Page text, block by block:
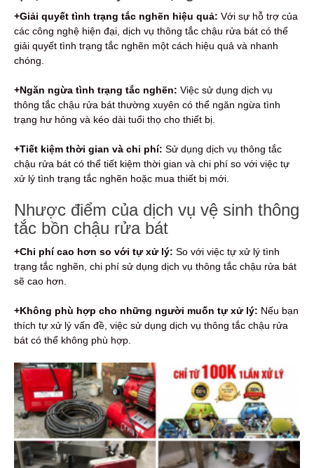
+Giải quyết tình trạng tắc nghẽn hiệu quả: Với sự hỗ trợ của
các công nghệ hiện đại, dịch vụ thông tắc chậu rửa bát có thể
giải quyết tình trạng tắc nghẽn một cách hiệu quả và nhanh
chóng.
+Ngăn ngừa tình trạng tắc nghẽn: Việc sử dụng dịch vụ
thông tắc chậu rửa bát thường xuyên có thể ngăn ngừa tình
trạng hư hỏng và kéo dài tuổi thọ cho thiết bị.
+Tiết kiệm thời gian và chi phí: Sử dụng dịch vụ thông tắc
chậu rửa bát có thể tiết kiệm thời gian và chi phí so với việc tự
xử lý tình trạng tắc nghẽn hoặc mua thiết bị mới.
Nhược điểm của dịch vụ vệ sinh thông
tắc bồn chậu rửa bát
+Chi phí cao hơn so với tự xử lý: So với việc tự xử lý tình
trạng tắc nghẽn, chi phí sử dụng dịch vụ thông tắc chậu rửa bát
sẽ cao hơn.
+Không phù hợp cho những người muốn tự xử lý: Nếu bạn
thích tự xử lý vấn đề, việc sử dụng dịch vụ thông tắc chậu rửa
bát có thể không phù hợp.